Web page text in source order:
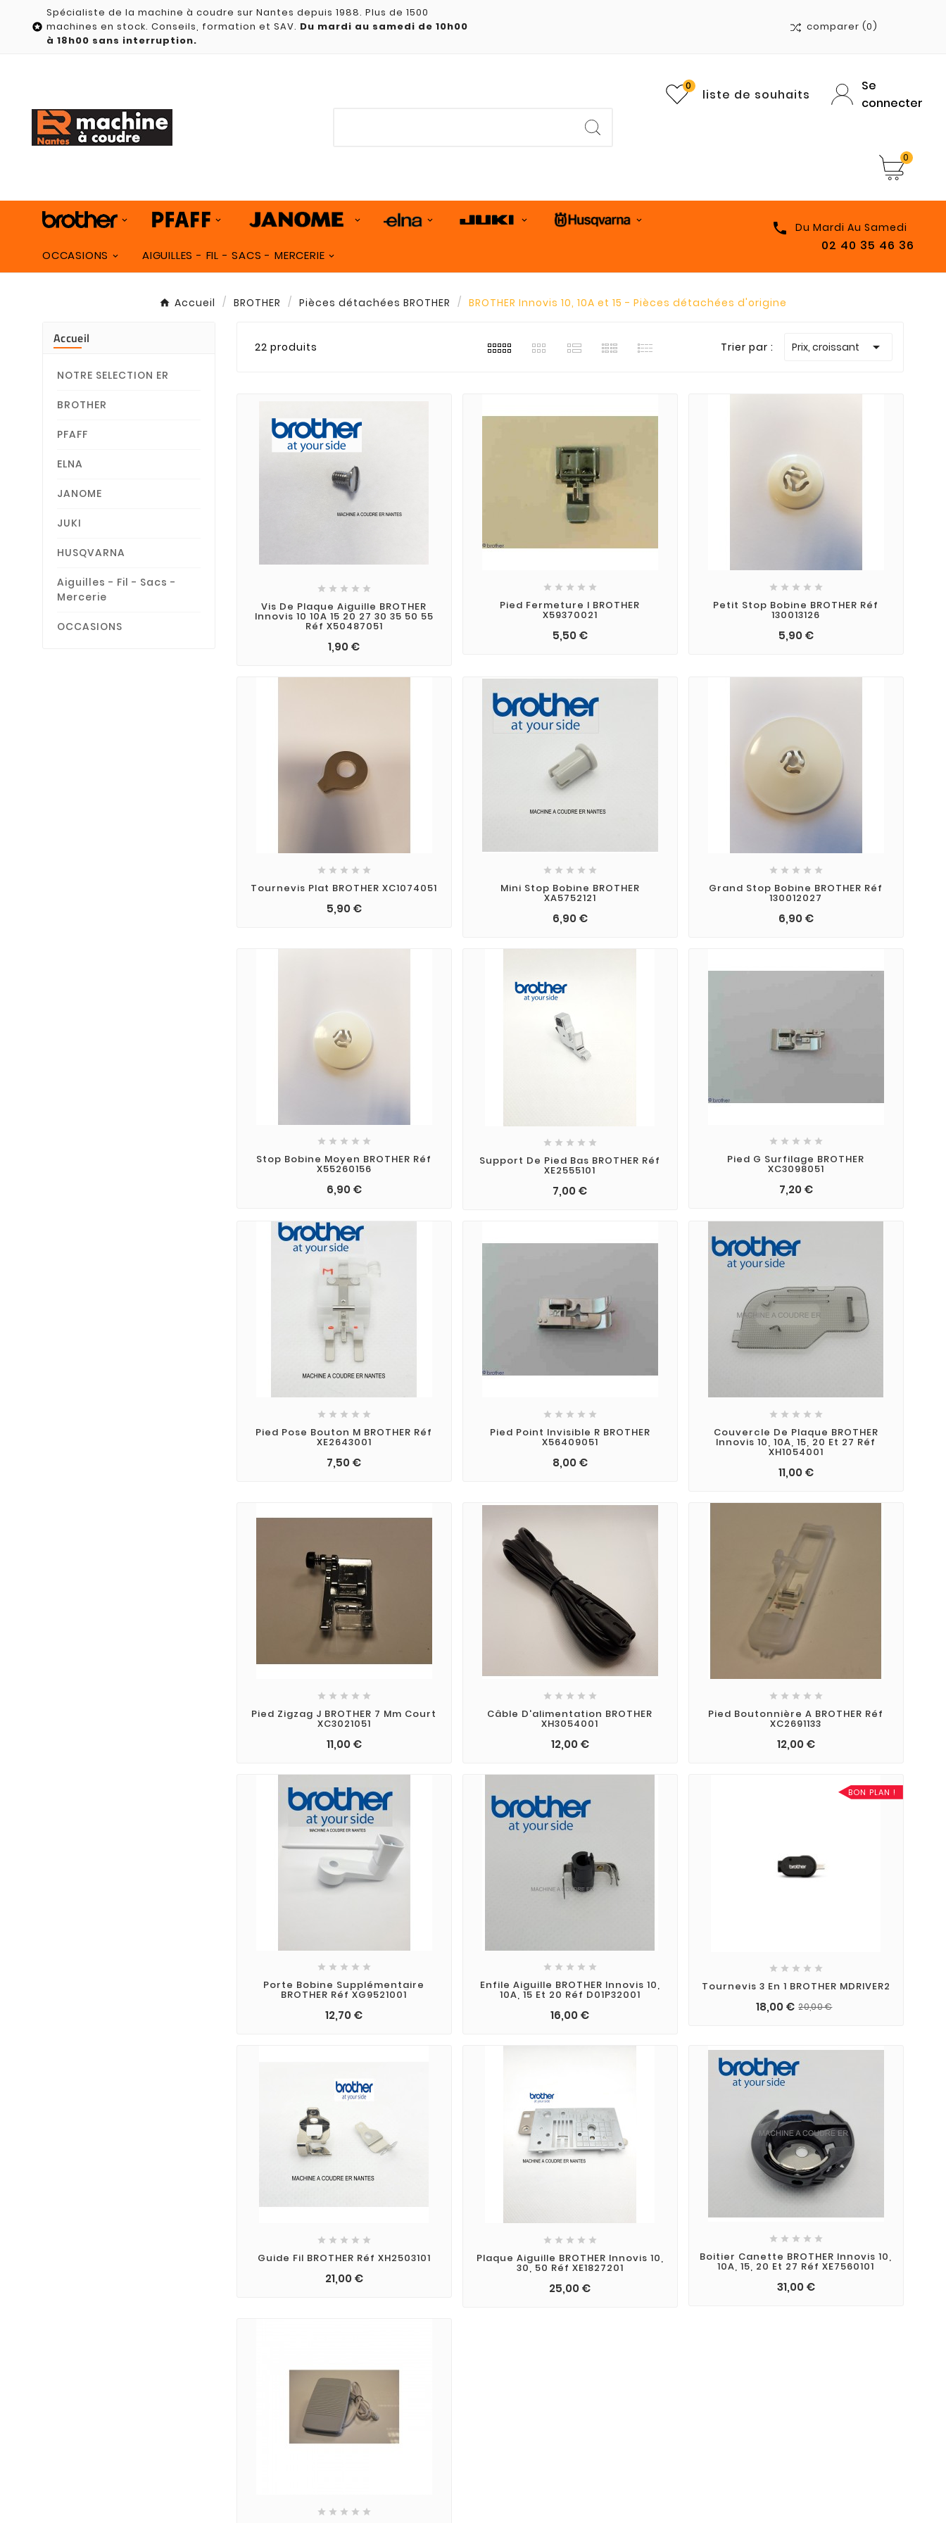

Spécialiste de la machine à coudre sur Nantes depuis 1988. Plus de 1500
machines en stock. Conseils, formation et SAV. Du mardi au samedi de 10h00
à 18h00 sans interruption.
comparer (0)
liste de souhaits
0
Se
connecter
0
OCCASIONS AIGUILLES - FIL - SACS - MERCERIE
 Du Mardi Au Samedi
02 40 35 46 36
Accueil BROTHER Pièces détachées BROTHER BROTHER Innovis 10, 10A et 15 - Pièces détachées d'origine
Accueil
NOTRE SELECTION ER
BROTHER
PFAFF
ELNA
JANOME
JUKI
HUSQVARNA
Aiguilles - Fil - Sacs -
Mercerie
OCCASIONS
22 produits Trier par : Prix, croissant 
    
Vis De Plaque Aiguille BROTHER
Innovis 10 10A 15 20 27 30 35 50 55
Réf X50487051
1,90 €
    
Pied Fermeture I BROTHER
X59370021
5,50 €
    
Petit Stop Bobine BROTHER Réf
130013126
5,90 €
    
Tournevis Plat BROTHER XC1074051
5,90 €
    
Mini Stop Bobine BROTHER
XA5752121
6,90 €
    
Grand Stop Bobine BROTHER Réf
130012027
6,90 €
    
Stop Bobine Moyen BROTHER Réf
X55260156
6,90 €
    
Support De Pied Bas BROTHER Réf
XE2555101
7,00 €
    
Pied G Surfilage BROTHER
XC3098051
7,20 €
    
Pied Pose Bouton M BROTHER Réf
XE2643001
7,50 €
    
Pied Point Invisible R BROTHER
X56409051
8,00 €
    
Couvercle De Plaque BROTHER
Innovis 10, 10A, 15, 20 Et 27 Réf
XH1054001
11,00 €
    
Pied Zigzag J BROTHER 7 Mm Court
XC3021051
11,00 €
    
Câble D'alimentation BROTHER
XH3054001
12,00 €
    
Pied Boutonnière A BROTHER Réf
XC2691133
12,00 €
    
Porte Bobine Supplémentaire
BROTHER Réf XG9521001
12,70 €
    
Enfile Aiguille BROTHER Innovis 10,
10A, 15 Et 20 Réf D01P32001
16,00 €
BON PLAN !
    
Tournevis 3 En 1 BROTHER MDRIVER2
18,00 € 20,00 €
    
Guide Fil BROTHER Réf XH2503101
21,00 €
    
Plaque Aiguille BROTHER Innovis 10,
30, 50 Réf XE1827201
25,00 €
    
Boitier Canette BROTHER Innovis 10,
10A, 15, 20 Et 27 Réf XE7560101
31,00 €
    